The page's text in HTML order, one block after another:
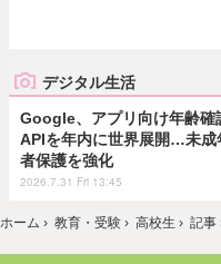
デジタル生活
Google、アプリ向け年齢確
APIを年内に世界展開…未成
者保護を強化
2026.7.31 Fri 13:45
ホーム › 教育・受験 › 高校生 › 記事